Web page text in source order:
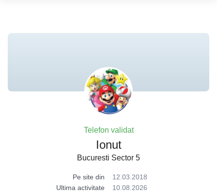
Telefon validat
Ionut
Bucuresti Sector 5
Pe site din
12.03.2018
Ultima activitate
10.08.2026